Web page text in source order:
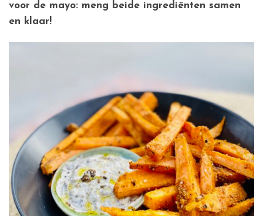
voor de mayo: meng beide ingrediënten samen
en klaar!